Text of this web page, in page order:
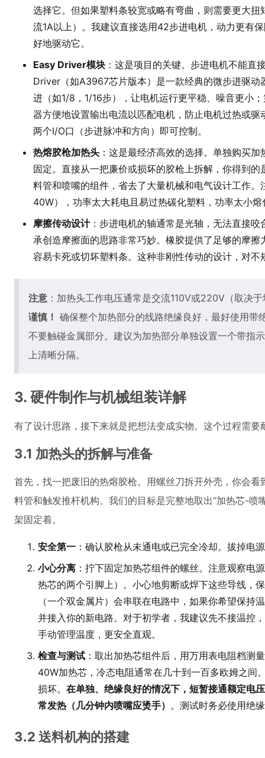
选择它。但如果塑料条较宽或略有弯曲，则需要更大
流1A以上）。我建议直接选用42步进电机，动力更有
好地驱动它。
Easy Driver模块 ：这是项目的关键。步进电机不能直
Driver（如A3967芯片版本）是一款经典的微步进驱动
进（如1/8，1/16步），让电机运行更平稳、噪音更小
器方便地设置输出电流以匹配电机，防止电机过热或
两个I/O口（步进脉冲和方向）即可控制。
热熔胶枪加热头 ：这是最经济高效的选择。单独购买
固定。直接从一把廉价或损坏的胶枪上拆解，你得到
料管和喷嘴的组件，省去了大量机械和电气设计工作
40W），功率太大耗电且易过热碳化塑料，功率太小
摩擦传动设计：步进电机的轴通常是光轴，无法直接
承创造摩擦面的思路非常巧妙。橡胶提供了足够的摩
容易卡死或切坏塑料条。这种非刚性传动的设计，对
注意 ：加热头工作电压通常是交流110V或220V（取决
谨慎！ 确保整个加热部分的线路绝缘良好，最好使用带
不要触碰金属部分。建议为加热部分单独设置一个带指
上清晰分隔。
3. 硬件制作与机械组装详解
有了设计思路，接下来就是把想法变成实物。这个过程需要
3.1 加热头的拆解与准备
首先，找一把废旧的热熔胶枪。用螺丝刀拆开外壳，你会
料管和触发推杆机构。我们的目标是完整地取出“加热芯-喷
架固定着。
安全第一 ：确认胶枪从未通电或已完全冷却。拔掉电
小心分离 ：拧下固定加热芯组件的螺丝。注意观察电
热芯的两个引脚上）。小心地剪断或焊下这些导线，
（一个双金属片）会串联在电路中，如果你希望保持
并接入你的新电路。对于初学者，我建议先不接温控
手动管理温度，更安全直观。
检查与测试 ：取出加热芯组件后，用万用表电阻档测
40W加热芯，冷态电阻通常在几十到一百多欧姆之间
损坏。 在单独、绝缘良好的情况下，短暂接通额定电
常发热（几分钟内喷嘴应烫手） 。测试时务必使用绝
3.2 送料机构的搭建